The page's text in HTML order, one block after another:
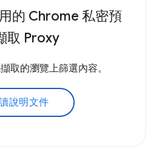
的 Chrome 私密預
取 Proxy
取的瀏覽上篩選內容。
說明文件